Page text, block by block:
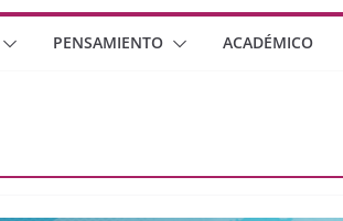
PENSAMIENTO ACADÉMICO